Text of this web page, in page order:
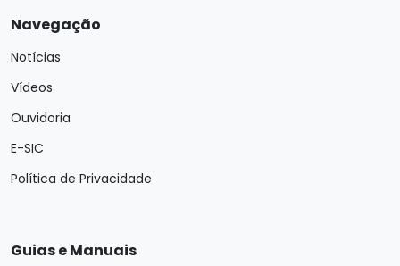
Navegação
Notícias
Vídeos
Ouvidoria
E-SIC
Política de Privacidade
Guias e Manuais